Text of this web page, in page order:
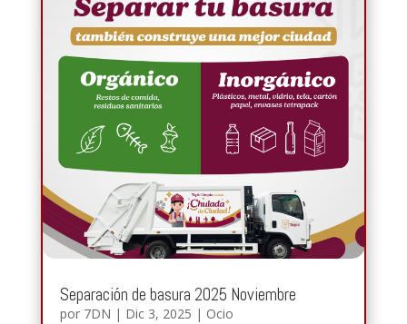
Separación de basura 2025 Noviembre
por 7DN | Dic 3, 2025 | Ocio